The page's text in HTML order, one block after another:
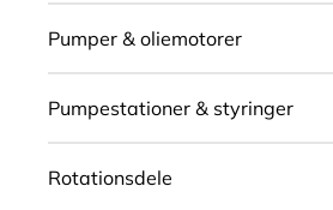
Pumper & oliemotorer
Pumpestationer & styringer
Rotationsdele